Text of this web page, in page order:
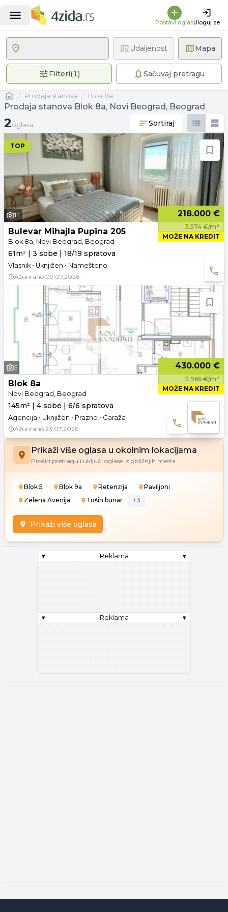
Postavi oglasUloguj se
Mapa
Filteri(1)1 primenjen filterSačuvaj pretragu
Udaljenost
Naslovnaprodaja stanova Blok 8a
Prodaja stanova Blok 8a, Novi Beograd, Beograd
2 oglasa
2oglasa Sortiraj
TOP
14 218.000 €
3.574 €/m²
MOŽE NA KREDIT
Bulevar Mihajla Pupina 205
Blok 8a, Novi Beograd, Beograd
61m² | 3 sobe | 18/19 spratova
Vlasnik • Uknjižen • Namešteno
Ažurirano 09.07.2026.
5 430.000 €
2.966 €/m²
MOŽE NA KREDIT
Blok 8a
Novi Beograd, Beograd
145m² | 4 sobe | 6/6 spratova
Agencija • Uknjižen • Prazno • Garaža
Ažurirano 23.07.2026.
Prikaži više oglasa u okolnim lokacijama
Proširi pretragu i uključi oglase iz obližnjih mesta.
Blok 5 Blok 9a Retenzija
Paviljoni
Zelena Avenija
Tošin bunar +3
Prikaži više oglasa
▾ Reklama ▾
▾ Reklama ▾